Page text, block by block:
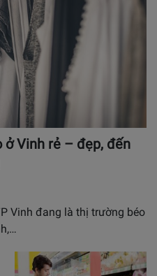
ở Vinh rẻ – đẹp, đến
Vinh đang là thị trường béo